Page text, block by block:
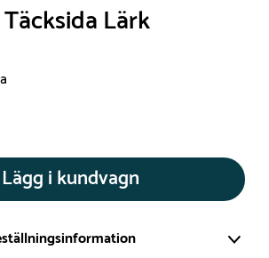
Lärk
Lägg i kundvagn